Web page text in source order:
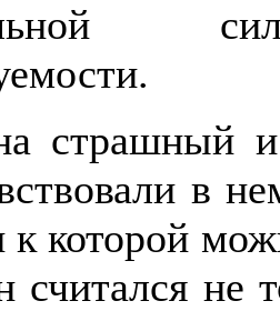
страшный
в
к которой
считался не